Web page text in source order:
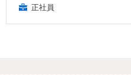
正社員